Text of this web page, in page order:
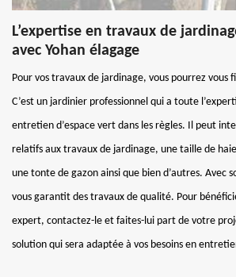
L’expertise en travaux de
avec Yohan élagage
Pour vos travaux de jardinage, vous pourrez vous
C’est un jardinier professionnel qui a toute
entretien d’espace vert dans les règles. Il peut
relatifs aux travaux de jardinage, une taille de
une tonte de gazon ainsi que bien d’autres. Avec
vous garantit des travaux de qualité. Pour
expert, contactez-le et faites-lui part de votre
solution qui sera adaptée à vos besoins en